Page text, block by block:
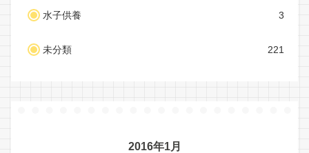
水子供養 3
未分類 221
2016年1月